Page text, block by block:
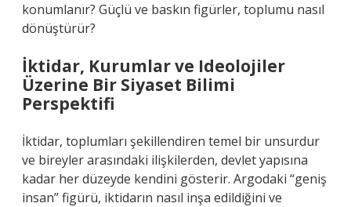
konumlanır? Güçlü ve baskın figürler, toplumu nasıl
dönüştürür?
İktidar, Kurumlar ve Ideolojiler
Üzerine Bir Siyaset Bilimi
Perspektifi
İktidar, toplumları şekillendiren temel bir unsurdur
ve bireyler arasındaki ilişkilerden, devlet yapısına
kadar her düzeyde kendini gösterir. Argodaki “geniş
insan” figürü, iktidarın nasıl inşa edildiğini ve